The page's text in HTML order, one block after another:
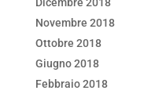
Novembre 2018
Ottobre 2018
Giugno 2018
Febbraio 2018